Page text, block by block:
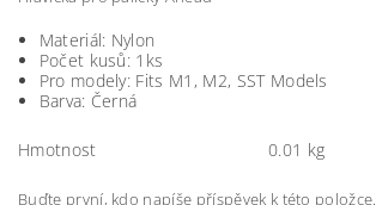
Materiál: Nylon
Počet kusů: 1ks
Pro modely: Fits M1, M2, SST Models
Barva: Černá
Hmotnost 0.01 kg
Buďte první, kdo napíše příspěvek k této položce.